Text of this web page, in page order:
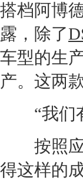
搭档阿博
露，除了
车型的生
产。这两
“我们
按照应
得这样的